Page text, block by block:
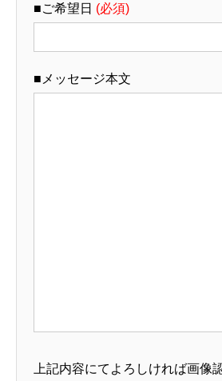
■ご希望日 (必須)
■メッセージ本文
上記内容にてよろしければ画像